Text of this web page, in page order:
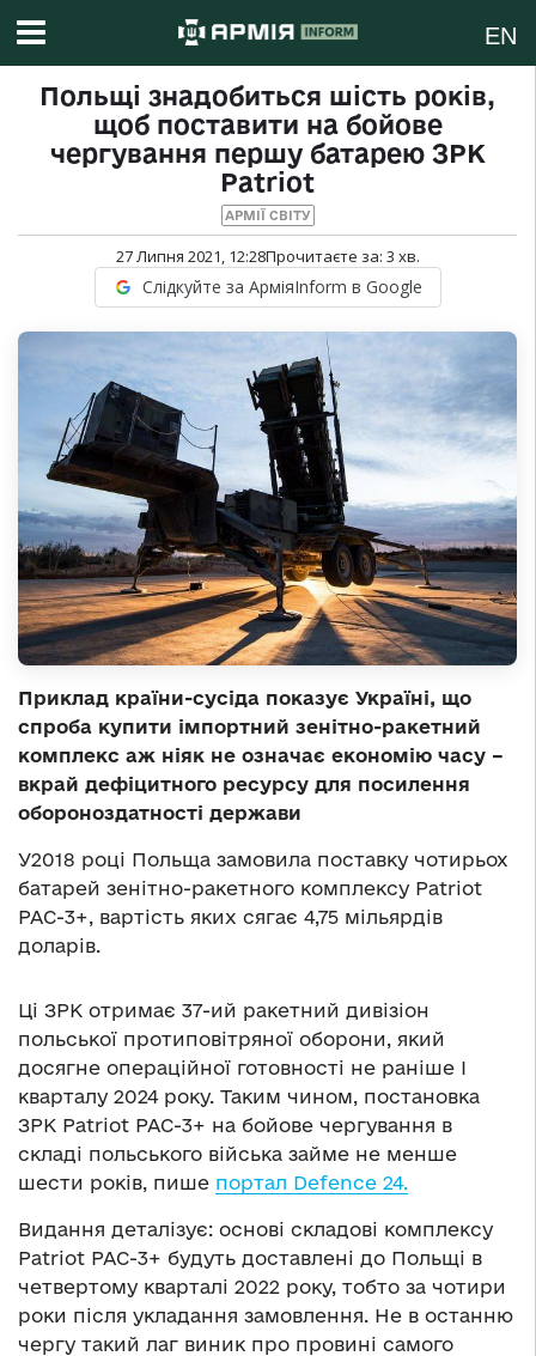
EN
Польщі знадобиться шість років,
щоб поставити на бойове
чергування першу батарею ЗРК
Patriot
АРМІЇ СВІТУ
27 Липня 2021, 12:28Прочитаєте за: 3 хв.
Слідкуйте за АрміяInform в Google
Приклад країни-сусіда показує Україні, що
спроба купити імпортний зенітно-ракетний
комплекс аж ніяк не означає економію часу –
вкрай дефіцитного ресурсу для посилення
обороноздатності держави
У2018 році Польща замовила поставку чотирьох
батарей зенітно-ракетного комплексу Patriot
PAC-3+, вартість яких сягає 4,75 мільярдів
доларів.
Ці ЗРК отримає 37-ий ракетний дивізіон
польської протиповітряної оборони, який
досягне операційної готовності не раніше І
кварталу 2024 року. Таким чином, постановка
ЗРК Patriot PAC-3+ на бойове чергування в
складі польського війська займе не менше
шести років, пише портал Defence 24.
Видання деталізує: основі складові комплексу
Patriot PAC-3+ будуть доставлені до Польщі в
четвертому кварталі 2022 року, тобто за чотири
роки після укладання замовлення. Не в останню
чергу такий лаг виник про провині самого